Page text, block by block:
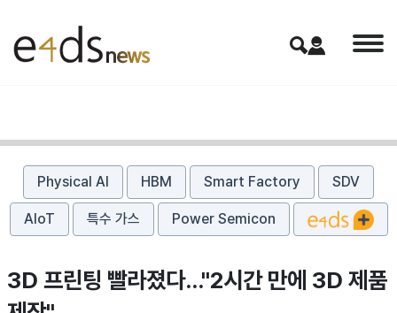
Physical AI HBM Smart Factory SDV
AIoT 특수 가스 Power Semicon
3D 프린팅 빨라졌다..."2시간 만에 3D 제품